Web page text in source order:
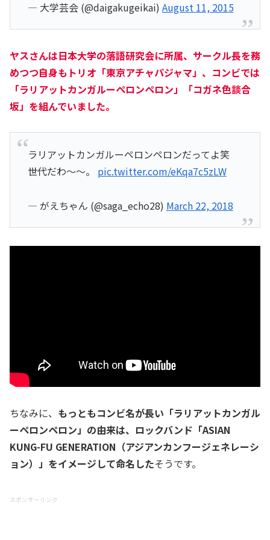
— 大学芸会 (@daigakugeikai) August 11, 2015
ヤスさんは日本大学の落語研究会に所属、サークル長を務
めつつ自身もトリオ「東京アチャパジャマ」、コンビでは
「ラリアットカンガルーペロンペロン」「コガネ色談合
坂」を組んでいました。
ラリアットカンガルーペロンペロンだってよ笑
世代だわ〜〜。 pic.twitter.com/eKqa7c5zLW
— がえちゃん (@saga_echo28) March 22, 2018
ちなみに、 もっともコンビ名が長い「ラリアットカンガル
ーペロンペロン」の由来は、ロックバンド「ASIAN
KUNG-FU GENERATION（アジアンカンフージェネレーシ
ョン）」をイメージして命名したそうです。
スポンサーリンク